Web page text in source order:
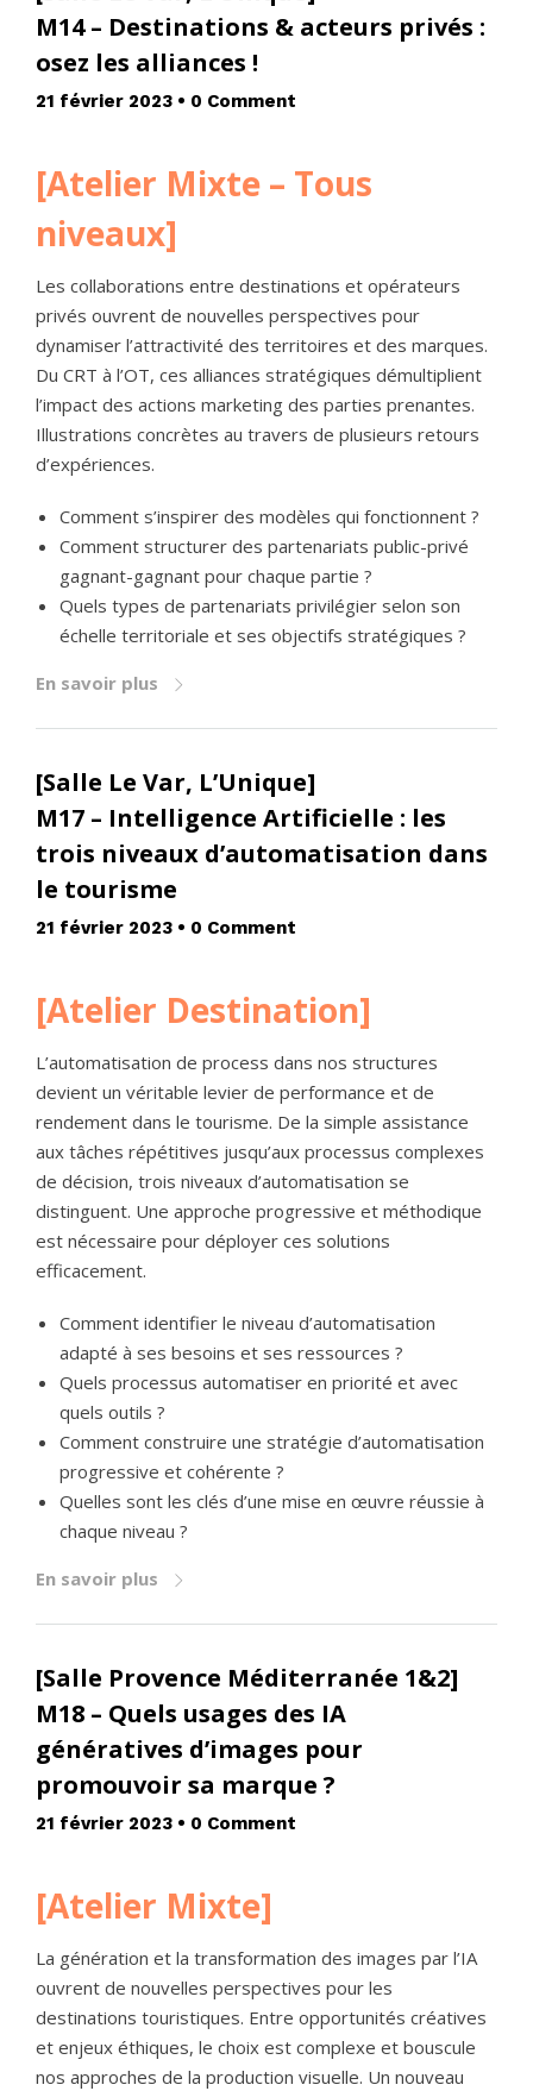
M14 – Destinations & acteurs privés :
osez les alliances !
21 février 2023 • 0 Comment
[Atelier Mixte – Tous
niveaux]
Les collaborations entre destinations et opérateurs
privés ouvrent de nouvelles perspectives pour
dynamiser l’attractivité des territoires et des marques.
Du CRT à l’OT, ces alliances stratégiques démultiplient
l’impact des actions marketing des parties prenantes.
Illustrations concrètes au travers de plusieurs retours
d’expériences.
Comment s’inspirer des modèles qui fonctionnent ?
Comment structurer des partenariats public-privé
gagnant-gagnant pour chaque partie ?
Quels types de partenariats privilégier selon son
échelle territoriale et ses objectifs stratégiques ?
En savoir plus
[Salle Le Var, L’Unique]
M17 – Intelligence Artificielle : les
trois niveaux d’automatisation dans
le tourisme
21 février 2023 • 0 Comment
[Atelier Destination]
L’automatisation de process dans nos structures
devient un véritable levier de performance et de
rendement dans le tourisme. De la simple assistance
aux tâches répétitives jusqu’aux processus complexes
de décision, trois niveaux d’automatisation se
distinguent. Une approche progressive et méthodique
est nécessaire pour déployer ces solutions
efficacement.
Comment identifier le niveau d’automatisation
adapté à ses besoins et ses ressources ?
Quels processus automatiser en priorité et avec
quels outils ?
Comment construire une stratégie d’automatisation
progressive et cohérente ?
Quelles sont les clés d’une mise en œuvre réussie à
chaque niveau ?
En savoir plus
[Salle Provence Méditerranée 1&2]
M18 – Quels usages des IA
génératives d’images pour
promouvoir sa marque ?
21 février 2023 • 0 Comment
[Atelier Mixte]
La génération et la transformation des images par l’IA
ouvrent de nouvelles perspectives pour les
destinations touristiques. Entre opportunités créatives
et enjeux éthiques, le choix est complexe et bouscule
nos approches de la production visuelle. Un nouveau